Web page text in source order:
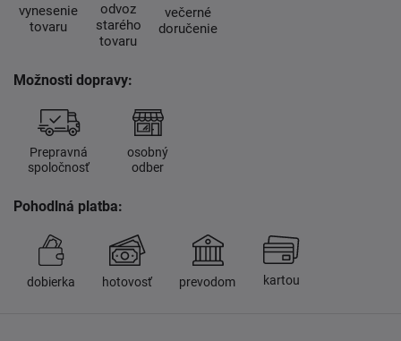
vynesenie
tovaru
odvoz
starého
tovaru
večerné
doručenie
Možnosti dopravy:
Prepravná
spoločnosť
osobný
odber
Pohodlná platba:
dobierka hotovosť prevodom kartou